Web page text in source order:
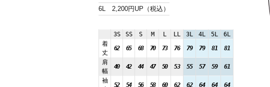
6L
2,200円UP（税込）
3S SS S M L LL 3L 4L 5L
6L
着
丈
62 65 68 70 73 76 79 79 81
81
肩
幅
40 42 44 47 50 53 55 57 59
61
袖
52 54 56 58 60 62 62 64 64
64